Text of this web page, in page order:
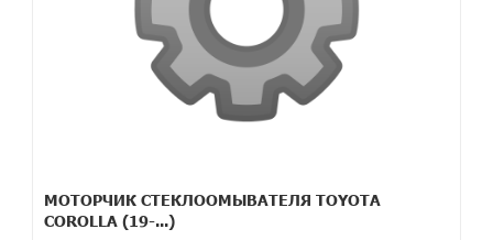
МОТОРЧИК СТЕКЛООМЫВАТЕЛЯ TOYOTA
COROLLA (19-...)